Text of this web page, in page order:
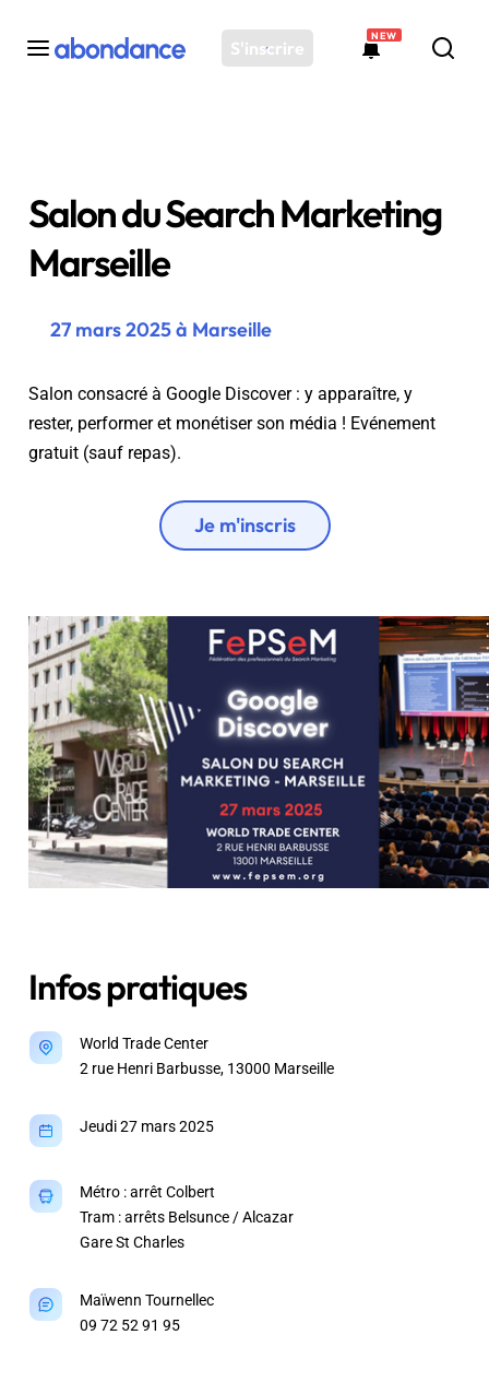
S'inscrire
NEW
Plateforme
Solutions
Audit SEO
Salon du Search Marketing
Marseille
27 mars 2025 à Marseille
Salon consacré à Google Discover : y apparaître, y
rester, performer et monétiser son média ! Evénement
gratuit (sauf repas).
Je m'inscris
Infos pratiques
World Trade Center
2 rue Henri Barbusse, 13000 Marseille
Jeudi 27 mars 2025
Métro : arrêt Colbert
Tram : arrêts Belsunce / Alcazar
Gare St Charles
Maïwenn Tournellec
09 72 52 91 95